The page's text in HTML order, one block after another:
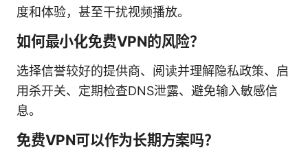
度和体验，甚至干扰视频播放。
如何最小化免费VPN的风险？
选择信誉较好的提供商、阅读并理解隐私政策、启
用杀开关、定期检查DNS泄露、避免输入敏感信
息。
免费VPN可以作为长期方案吗？